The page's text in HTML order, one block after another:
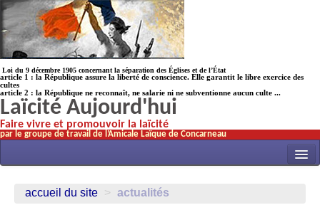
Loi du 9 décembre 1905 concernant la séparation des Églises et de l’État
article 1 : la République assure la liberté de conscience. Elle garantit le libre exercice des
cultes
article 2 : la République ne reconnaît, ne salarie ni ne subventionne aucun culte ...
Laïcité Aujourd'hui
Faire vivre et promouvoir la laïcité
par le groupe de travail de l’Amicale Laïque de Concarneau
accueil du site > actualités